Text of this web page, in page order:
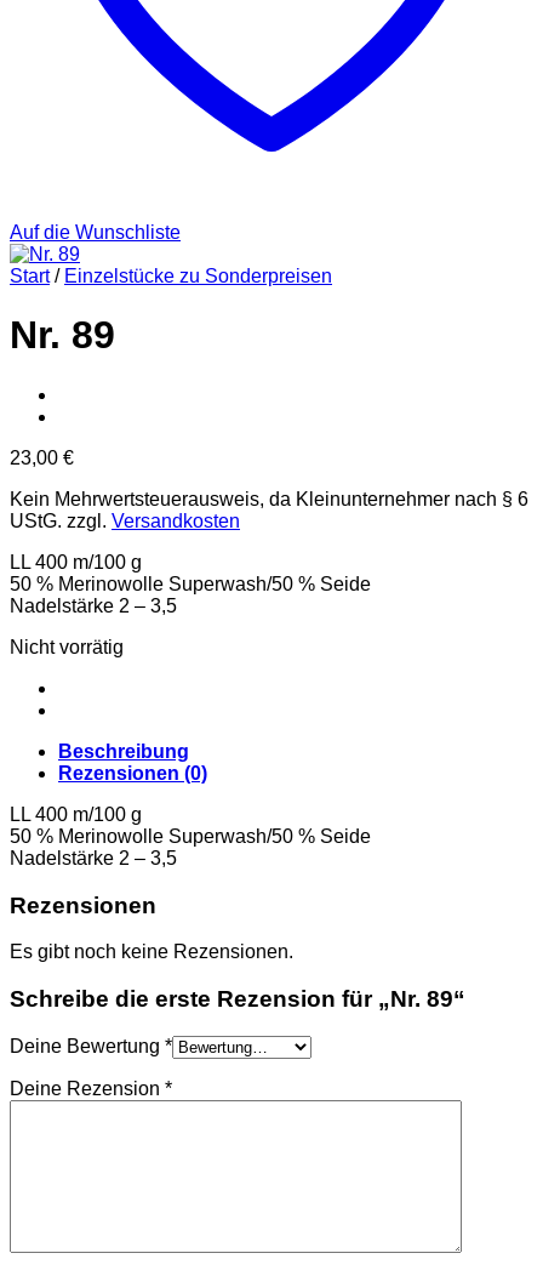
Auf die Wunschliste
Start / Einzelstücke zu Sonderpreisen
Nr. 89
23,00 €
Kein Mehrwertsteuerausweis, da Kleinunternehmer nach § 6
UStG. zzgl. Versandkosten
LL 400 m/100 g
50 % Merinowolle Superwash/50 % Seide
Nadelstärke 2 – 3,5
Nicht vorrätig
Beschreibung
Rezensionen (0)
LL 400 m/100 g
50 % Merinowolle Superwash/50 % Seide
Nadelstärke 2 – 3,5
Rezensionen
Es gibt noch keine Rezensionen.
Schreibe die erste Rezension für „Nr. 89“
Deine Bewertung *
Deine Rezension *